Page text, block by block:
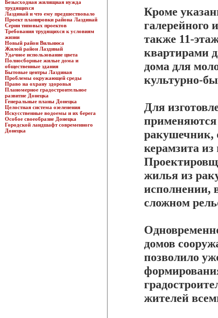
Безысходная жилищная нужда
трудящихся
Лаздинай и что ему предшествовало
Проект планировки района Лаздинай
Серии типовых проектов
Требования трудящихся к условиям
жизни
Новый район Вильнюса
Жилой район Лаздинай
Удачное использование цвета
Полносборные жилые дома и
общественные здания
Бытовые центры Лаздиная
Проблемы окружающей среды
Право на охрану здоровья
Планомерное градостроительное
развитие Донецка
Генеральные планы Донецка
Целостная система озеленения
Искусственные водоемы и их берега
Особое своеобразие Донецка
Городской ландшафт современного
Донецка
Кроме
галерейного
также 11-
квартирами
дома для
культурно-
Для
ракушечник,
керамзита
жилья из
исполнении,
сложном
домов
позволило
жителей